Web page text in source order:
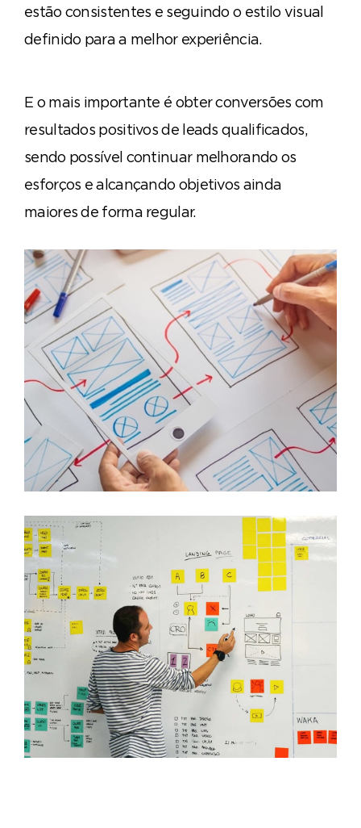
estão consistentes e seguindo o estilo visual
definido para a melhor experiência.
E o mais importante é obter conversões com
resultados positivos de leads qualificados,
sendo possível continuar melhorando os
esforços e alcançando objetivos ainda
maiores de forma regular.